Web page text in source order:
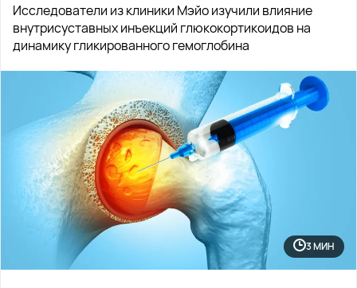
Исследователи из клиники Мэйо изучили влияние
внутрисуставных инъекций глюкокортикоидов на
динамику гликированного гемоглобина
3 МИН